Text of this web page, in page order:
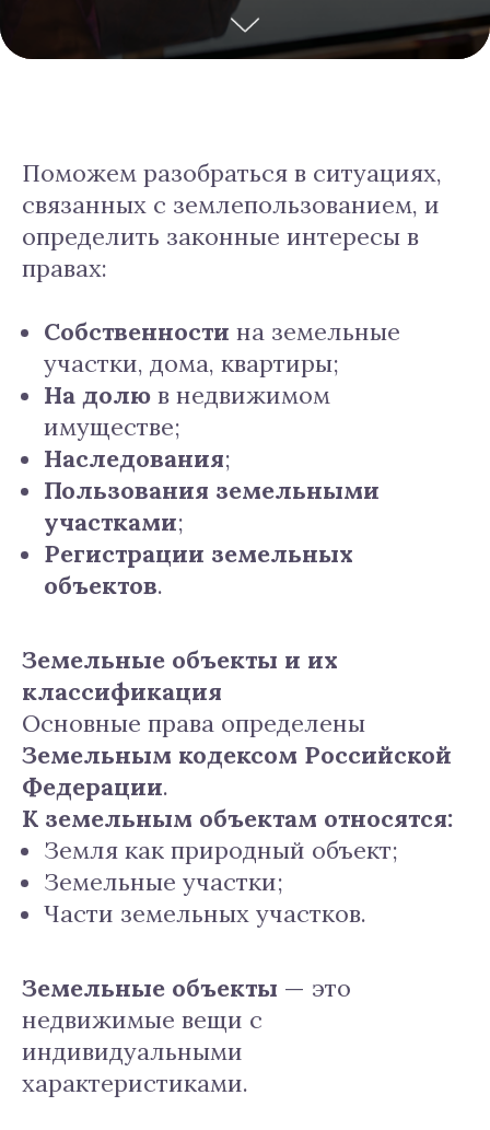
Поможем разобраться в ситуациях,
связанных с землепользованием, и
определить законные интересы в
правах:
Собственности на земельные
участки, дома, квартиры;
На долю в недвижимом
имуществе;
Наследования;
Пользования земельными
участками;
Регистрации земельных
объектов.
Земельные объекты и их
классификация
Основные права определены
Земельным кодексом Российской
Федерации.
К земельным объектам относятся:
Земля как природный объект;
Земельные участки;
Части земельных участков.
Земельные объекты — это
недвижимые вещи с
индивидуальными
характеристиками.